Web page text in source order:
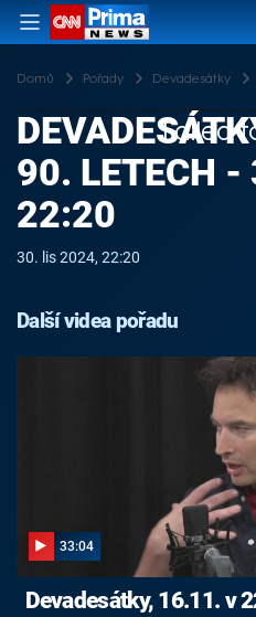
Domů Pořady Devadesátky
Failed
90. LETECH
22:20
30. lis 2024, 22:20
Další videa pořadu
33:04
Devadesátky, 16.11. v